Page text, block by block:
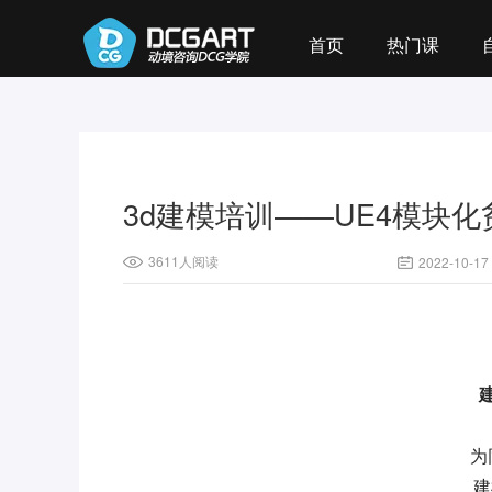
首页 热门课
3d建模培训——UE4模块化
3611人阅读 2022-10-17